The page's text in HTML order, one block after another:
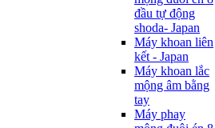
đầu tự động
shoda- Japan
Máy khoan liên
kết - Japan
Máy khoan lắc
mộng âm bằng
tay
Máy phay